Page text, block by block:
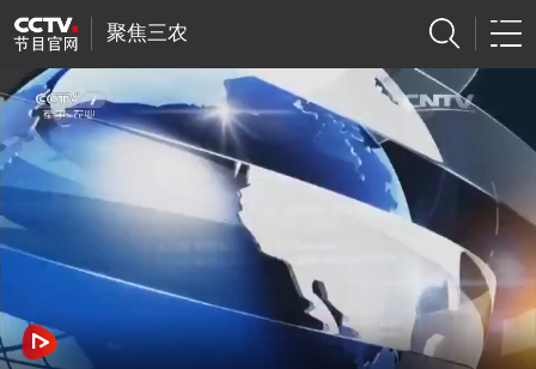
聚焦三农